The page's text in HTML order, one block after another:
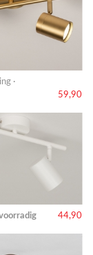
·
59,90
44,90